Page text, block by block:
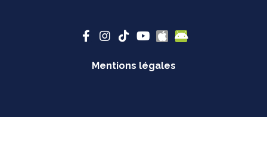
Mentions légales